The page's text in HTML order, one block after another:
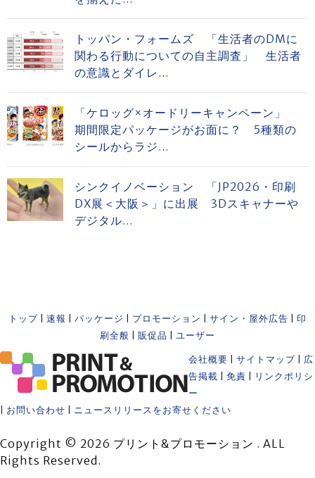
トッパン・フォームズ 「生活者のDMに
関わる行動についての自主調査」 生活者
の意識とダイレ...
「ケロッグ×オードリーキャンペーン」
期間限定パッケージがお面に？ 5種類の
シールからラジ...
シンクイノベーション 「JP2026・印刷
DX展＜大阪＞」に出展 3Dスキャナーや
デジタル...
トップ 速報 パッケージ プロモーション サイン・屋外広告
印
刷全般
販促品 ユーザー
会社概要 サイトマップ
広
告掲載
免責
リンクポリシ
ー
お問い合わせ ニュースリリースをお寄せください
Copyright © 2026 プリント&プロモーション . ALL
Rights Reserved.